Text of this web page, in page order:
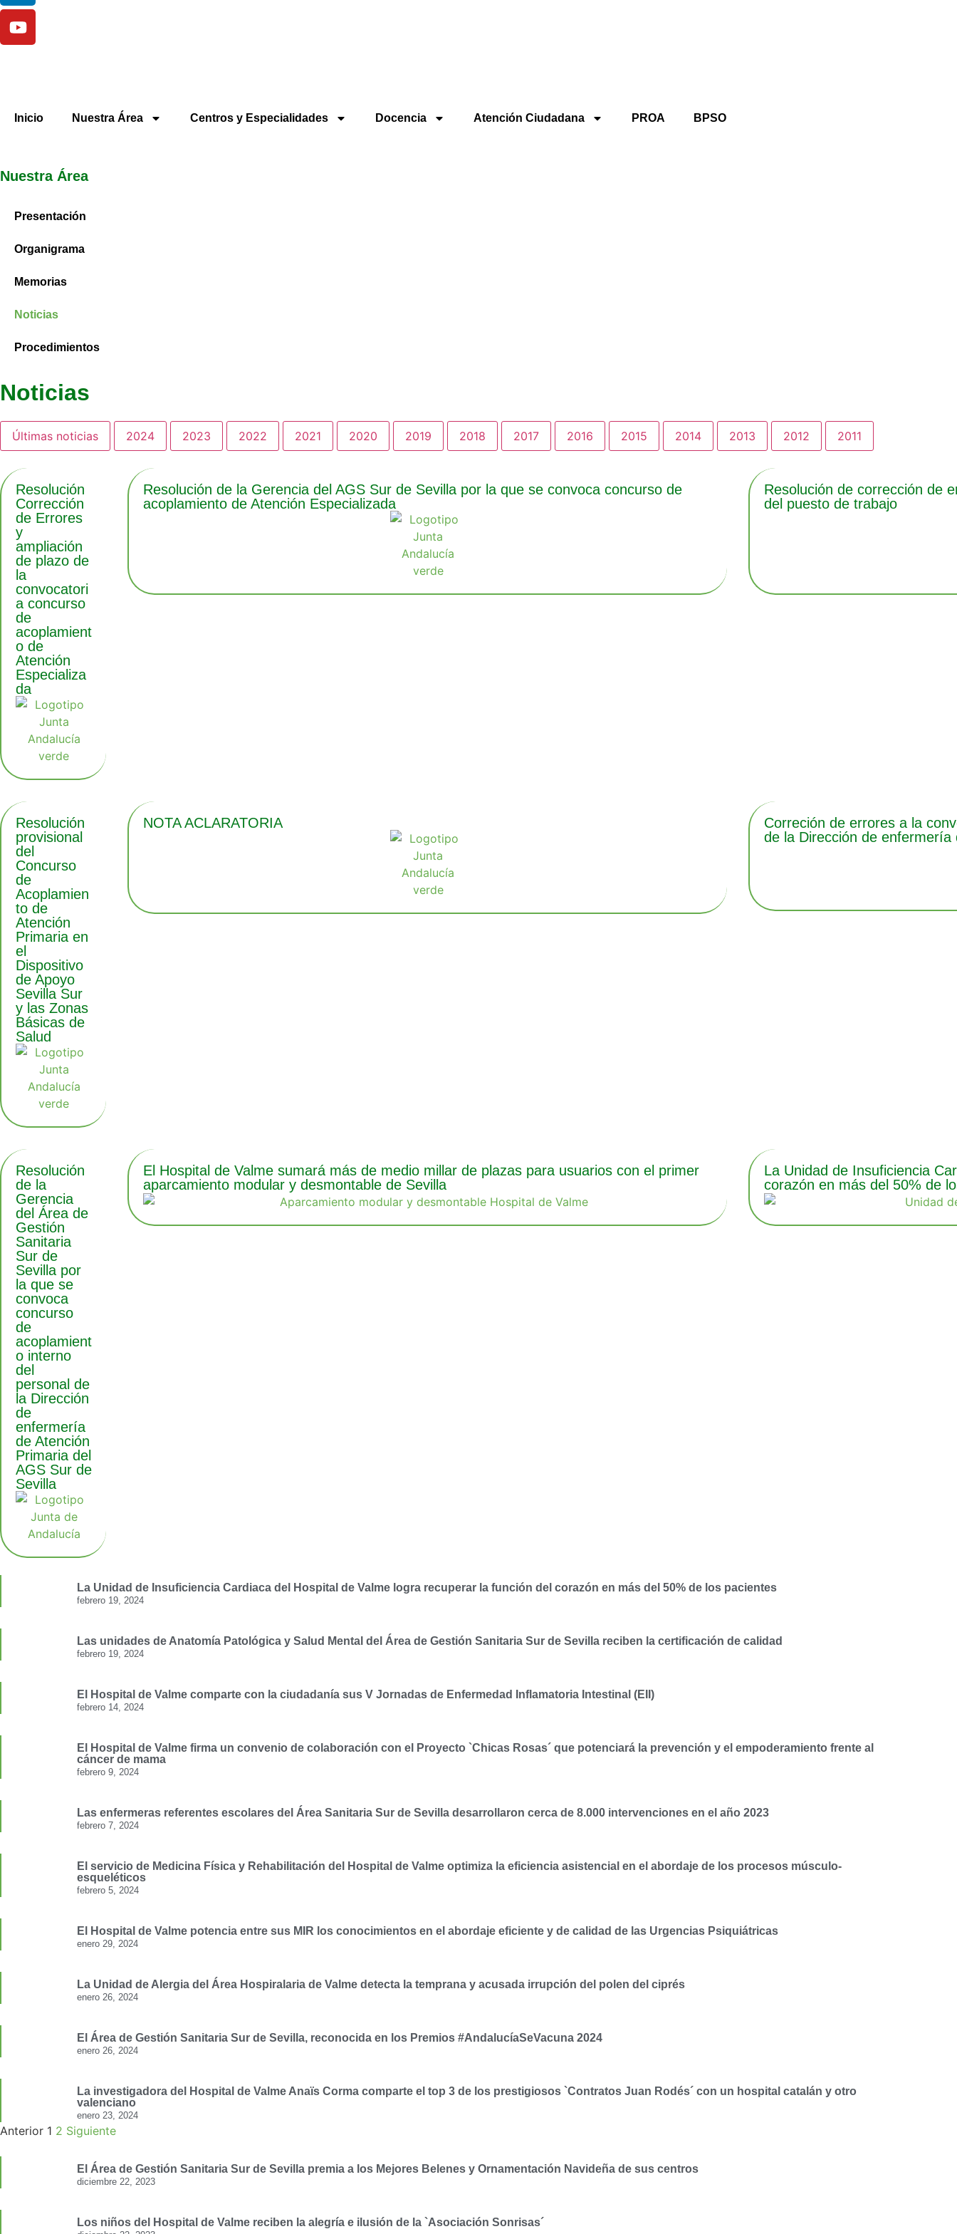
Inicio Nuestra Área Centros y Especialidades Docencia Atención Ciudadana PROA BPSO
Nuestra Área
Presentación
Organigrama
Memorias
Noticias
Procedimientos
Noticias
Últimas noticias 2024 2023 2022 2021 2020 2019 2018 2017 2016 2015 2014 2013 2012 2011
Resolución
Corrección
de Errores
y
ampliación
de plazo de
la
convocatori
a concurso
de
acoplamient
o de
Atención
Especializa
da
Resolución de la Gerencia del AGS Sur de Sevilla por la que se convoca concurso de
acoplamiento de Atención Especializada
Resolución de corrección de
del puesto de trabajo
Resolución
provisional
del
Concurso
de
Acoplamien
to de
Atención
Primaria en
el
Dispositivo
de Apoyo
Sevilla Sur
y las Zonas
Básicas de
Salud
NOTA ACLARATORIA
Correción de errores a la
de la Dirección de enfermería
Resolución
de la
Gerencia
del Área de
Gestión
Sanitaria
Sur de
Sevilla por
la que se
convoca
concurso
de
acoplamient
o interno
del
personal de
la Dirección
de
enfermería
de Atención
Primaria del
AGS Sur de
Sevilla
El Hospital de Valme sumará más de medio millar de plazas para usuarios con el primer
aparcamiento modular y desmontable de Sevilla
La Unidad de Insuficiencia
corazón en más del 50% de
La Unidad de Insuficiencia Cardiaca del Hospital de Valme logra recuperar la función del corazón en más del 50% de los pacientes
febrero 19, 2024
Las unidades de Anatomía Patológica y Salud Mental del Área de Gestión Sanitaria Sur de Sevilla reciben la certificación de calidad
febrero 19, 2024
El Hospital de Valme comparte con la ciudadanía sus V Jornadas de Enfermedad Inflamatoria Intestinal (EII)
febrero 14, 2024
El Hospital de Valme firma un convenio de colaboración con el Proyecto `Chicas Rosas´ que potenciará la prevención y el empoderamiento frente al
cáncer de mama
febrero 9, 2024
Las enfermeras referentes escolares del Área Sanitaria Sur de Sevilla desarrollaron cerca de 8.000 intervenciones en el año 2023
febrero 7, 2024
El servicio de Medicina Física y Rehabilitación del Hospital de Valme optimiza la eficiencia asistencial en el abordaje de los procesos músculo-
esqueléticos
febrero 5, 2024
El Hospital de Valme potencia entre sus MIR los conocimientos en el abordaje eficiente y de calidad de las Urgencias Psiquiátricas
enero 29, 2024
La Unidad de Alergia del Área Hospiralaria de Valme detecta la temprana y acusada irrupción del polen del ciprés
enero 26, 2024
El Área de Gestión Sanitaria Sur de Sevilla, reconocida en los Premios #AndalucíaSeVacuna 2024
enero 26, 2024
La investigadora del Hospital de Valme Anaïs Corma comparte el top 3 de los prestigiosos `Contratos Juan Rodés´ con un hospital catalán y otro
valenciano
enero 23, 2024
Anterior 1 2 Siguiente
El Área de Gestión Sanitaria Sur de Sevilla premia a los Mejores Belenes y Ornamentación Navideña de sus centros
diciembre 22, 2023
Los niños del Hospital de Valme reciben la alegría e ilusión de la `Asociación Sonrisas´